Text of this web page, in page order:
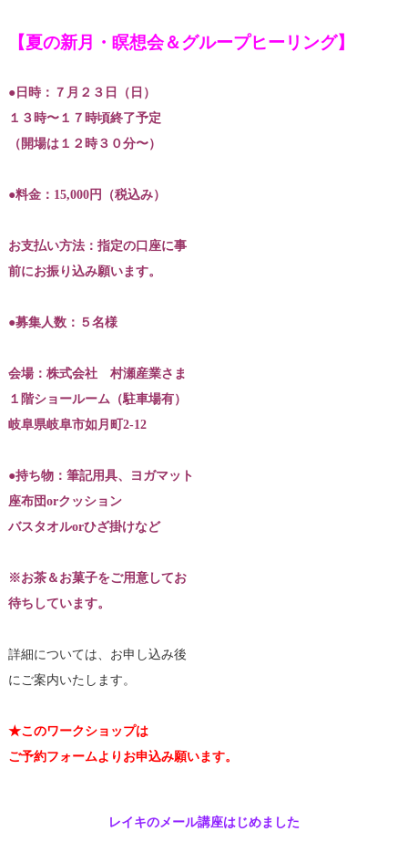
【夏の新月・瞑想会＆グループヒーリング】
●日時：７月２３日（日）
１３時〜１７時頃終了予定
（開場は１２時３０分〜）
●料金：15,000円（税込み）
お支払い方法：指定の口座に事
前にお振り込み願います。
●募集人数：５名様
会場：株式会社 村瀬産業さま
１階ショールーム（駐車場有）
岐阜県岐阜市如月町2-12
●持ち物：筆記用具、ヨガマット
座布団orクッション
バスタオルorひざ掛けなど
※お茶＆お菓子をご用意してお
待ちしています。
詳細については、お申し込み後
にご案内いたします。
★このワークショップは
ご予約フォームよりお申込み願います。
レイキのメール講座はじめました